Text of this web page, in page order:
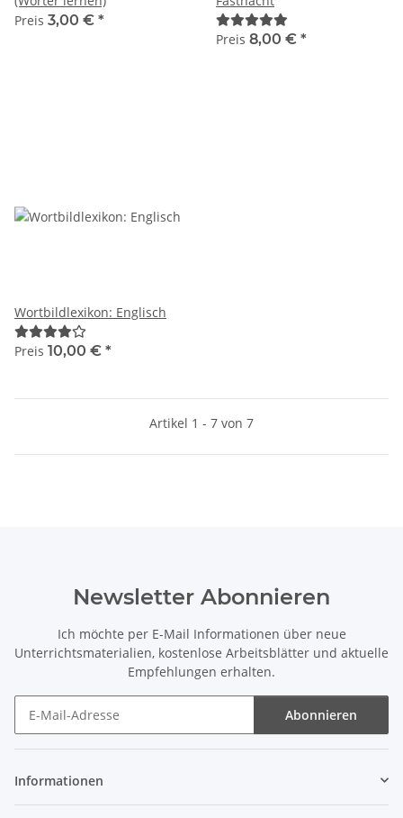
Preis 3,00 € *
Preis 8,00 € *
Wortbildlexikon: Englisch
Preis 10,00 € *
Artikel 1 - 7 von 7
Newsletter Abonnieren
Ich möchte per E-Mail Informationen über neue
Unterrichtsmaterialien, kostenlose Arbeitsblätter und aktuelle
Empfehlungen erhalten.
Abonnieren
Informationen